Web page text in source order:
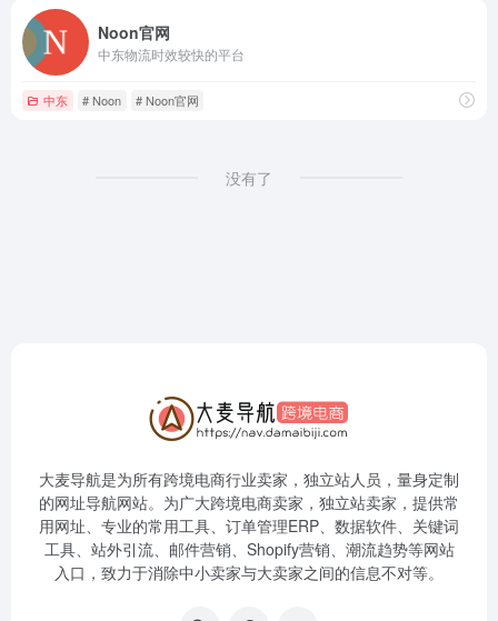
Noon官网
中东物流时效较快的平台
中东 # Noon # Noon官网
没有了
大麦导航是为所有跨境电商行业卖家，独立站人员，量身定制
的网址导航网站。为广大跨境电商卖家，独立站卖家，提供常
用网址、专业的常用工具、订单管理ERP、数据软件、关键词
工具、站外引流、邮件营销、Shopify营销、潮流趋势等网站
入口，致力于消除中小卖家与大卖家之间的信息不对等。